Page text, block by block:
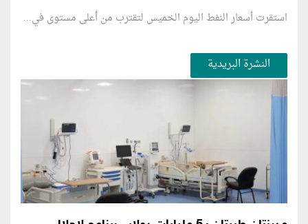
استقرت أسعار النفط اليوم الخميس لتقترب من أعلى مستوى في...
النشرة البريدية